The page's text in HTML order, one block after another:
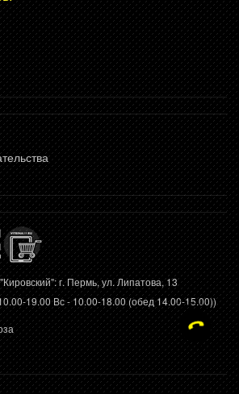
г. Пермь, ул. Липатова, 13
19.00 Вс - 10.00-18.00 (обед 14.00-15.00))